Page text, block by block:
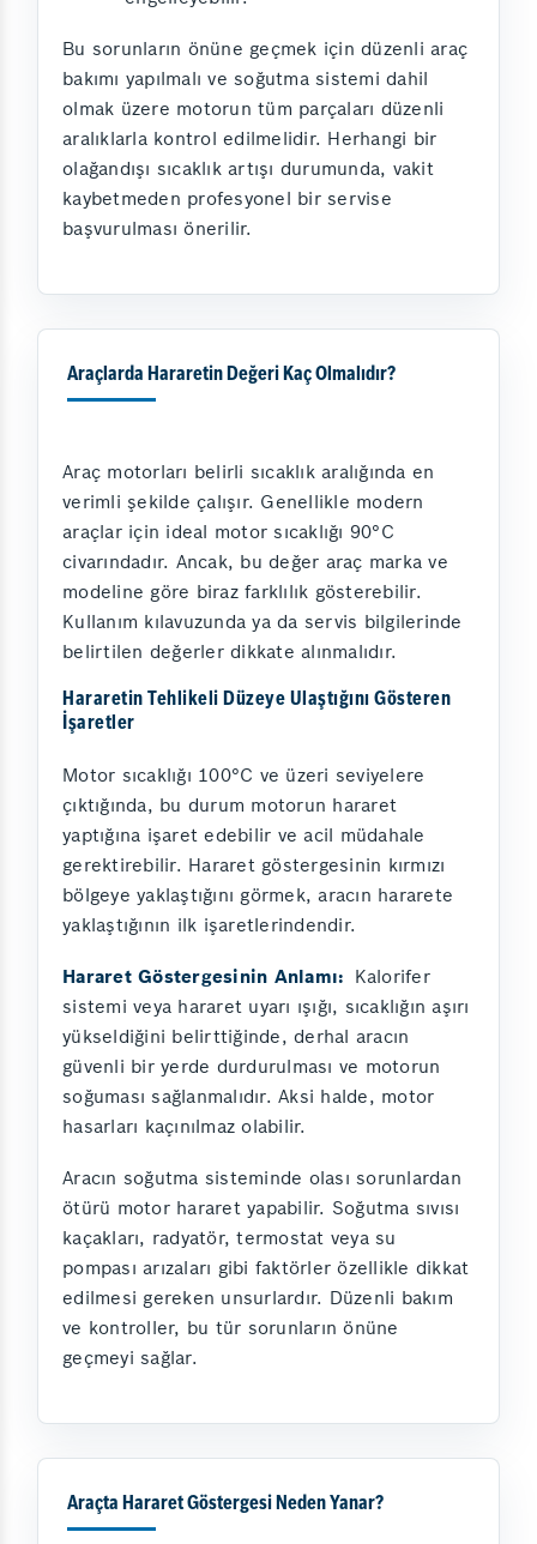
Bu sorunların önüne geçmek için düzenli araç
bakımı yapılmalı ve soğutma sistemi dahil
olmak üzere motorun tüm parçaları düzenli
aralıklarla kontrol edilmelidir. Herhangi bir
olağandışı sıcaklık artışı durumunda, vakit
kaybetmeden profesyonel bir servise
başvurulması önerilir.
Araçlarda Hararetin Değeri Kaç Olmalıdır?
Araç motorları belirli sıcaklık aralığında en
verimli şekilde çalışır. Genellikle modern
araçlar için ideal motor sıcaklığı 90°C
civarındadır. Ancak, bu değer araç marka ve
modeline göre biraz farklılık gösterebilir.
Kullanım kılavuzunda ya da servis bilgilerinde
belirtilen değerler dikkate alınmalıdır.
Hararetin Tehlikeli Düzeye Ulaştığını Gösteren
İşaretler
Motor sıcaklığı 100°C ve üzeri seviyelere
çıktığında, bu durum motorun hararet
yaptığına işaret edebilir ve acil müdahale
gerektirebilir. Hararet göstergesinin kırmızı
bölgeye yaklaştığını görmek, aracın hararete
yaklaştığının ilk işaretlerindendir.
Hararet Göstergesinin Anlamı: Kalorifer
sistemi veya hararet uyarı ışığı, sıcaklığın aşırı
yükseldiğini belirttiğinde, derhal aracın
güvenli bir yerde durdurulması ve motorun
soğuması sağlanmalıdır. Aksi halde, motor
hasarları kaçınılmaz olabilir.
Aracın soğutma sisteminde olası sorunlardan
ötürü motor hararet yapabilir. Soğutma sıvısı
kaçakları, radyatör, termostat veya su
pompası arızaları gibi faktörler özellikle dikkat
edilmesi gereken unsurlardır. Düzenli bakım
ve kontroller, bu tür sorunların önüne
geçmeyi sağlar.
Araçta Hararet Göstergesi Neden Yanar?